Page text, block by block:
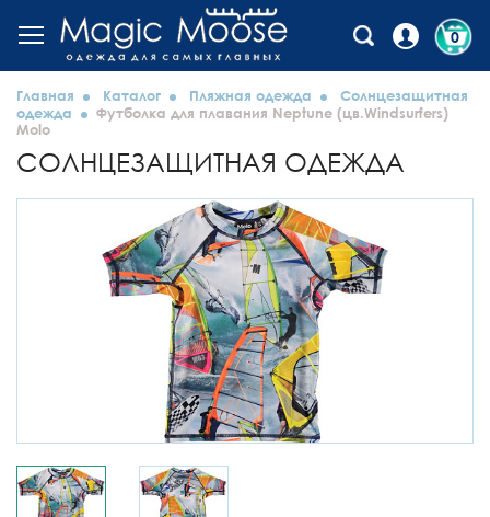
0
Главная Каталог Пляжная одежда
Солнцезащитная
одежда
Футболка для плавания Neptune (цв.Windsurfers)
Molo
СОЛНЦЕЗАЩИТНАЯ ОДЕЖДА